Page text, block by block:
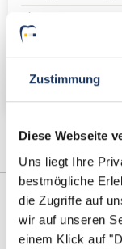
Zustimmung
Diese Webseite
Uns liegt Ihre
bestmögliche
die Zugriffe auf
wir auf unseren
einem Klick auf
Weitere